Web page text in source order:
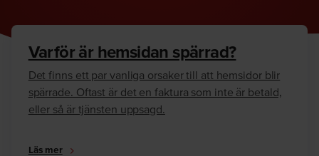
Varför är hemsidan spärrad?
Det finns ett par vanliga orsaker till att hemsidor blir
spärrade. Oftast är det en faktura som inte är betald,
eller så är tjänsten uppsagd.
Läs mer